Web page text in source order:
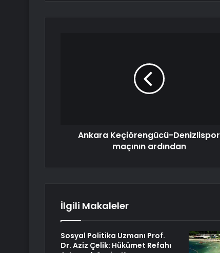
Ankara Keçiörengücü-Denizlispor
maçının ardından
İlgili Makaleler
Sosyal Politika Uzmanı Prof.
Dr. Aziz Çelik: Hükümet Refahı